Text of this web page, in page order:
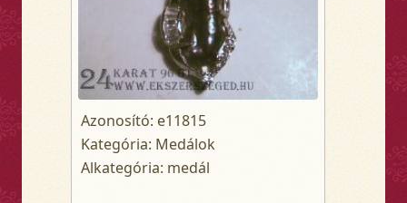
Azonosító: e11815
Kategória: Medálok
Alkategória: medál